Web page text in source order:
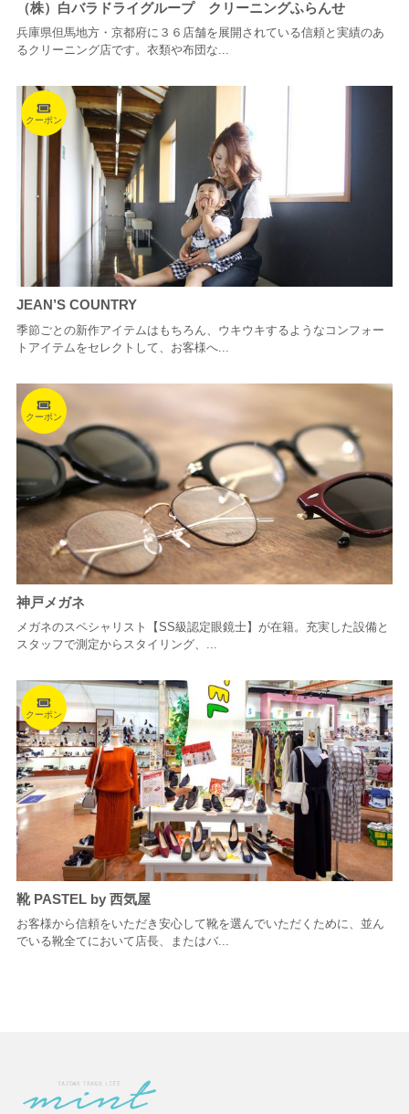
（株）白バラドライグループ クリーニングふらんせ
兵庫県但馬地方・京都府に３６店舗を展開されている信頼と実績のあ
るクリーニング店です。衣類や布団な...
JEAN’S COUNTRY
季節ごとの新作アイテムはもちろん、ウキウキするようなコンフォー
トアイテムをセレクトして、お客様へ...
クーポン
神戸メガネ
メガネのスペシャリスト【SS級認定眼鏡士】が在籍。充実した設備と
スタッフで測定からスタイリング、...
クーポン
靴 PASTEL by 西気屋
お客様から信頼をいただき安心して靴を選んでいただくために、並ん
でいる靴全てにおいて店長、またはバ...
クーポン